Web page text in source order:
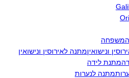
המשפחה
מתנה לאירוסין ונישואין
מתנת לידה
מתנה לנערות